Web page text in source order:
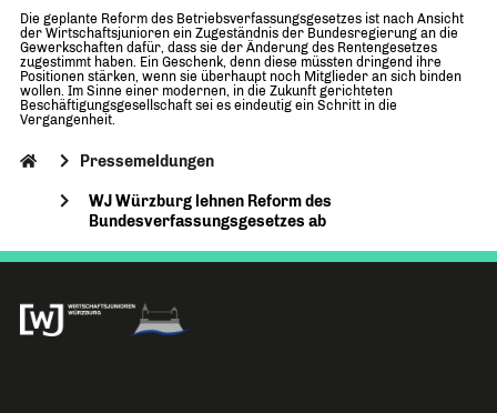
Die geplante Reform des Betriebsverfassungsgesetzes ist nach Ansicht
der Wirtschaftsjunioren ein Zugeständnis der Bundesregierung an die
Gewerkschaften dafür, dass sie der Änderung des Rentengesetzes
zugestimmt haben. Ein Geschenk, denn diese müssten dringend ihre
Positionen stärken, wenn sie überhaupt noch Mitglieder an sich binden
wollen. Im Sinne einer modernen, in die Zukunft gerichteten
Beschäftigungsgesellschaft sei es eindeutig ein Schritt in die
Vergangenheit.
Pressemeldungen
WJ Würzburg lehnen Reform des
Bundesverfassungsgesetzes ab